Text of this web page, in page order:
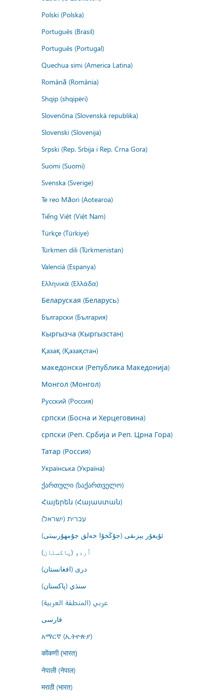
Polski (Polska)
Português (Brasil)
Português (Portugal)
Quechua simi (America Latina)
Română (România)
Shqip (shqipëri)
Slovenčina (Slovenská republika)
Slovenski (Slovenija)
Srpski (Rep. Srbija i Rep. Crna Gora)
Suomi (Suomi)
Svenska (Sverige)
Te reo Māori (Aotearoa)
Tiếng Việt (Việt Nam)
Türkçe (Türkiye)
Türkmen dili (Türkmenistan)
Valencià (Espanya)
Ελληνικά (Ελλάδα)
Беларуская (Беларусь)
Български (България)
Кыргызча (Кыргызстан)
Қазақ (Қазақстан)
македонски (Република Македонија)
Монгол (Монгол)
Русский (Россия)
српски (Босна и Херцеговина)
српски (Реп. Србија и Реп. Црна Гора)
Татар (Россия)
Українська (Україна)
ქართული (საქართველო)
Հայերեն (Հայաստան)
עברית (ישראל)
ئۇيغۇر يېزىقى (جۇڭخۇا خەلق جۇمھۇرىيىتى)
اُردو (پاکستان)
درى (افغانستان)
سنڌي (پاکستان)
عربي (المنطقة العربية)
فارسى
አማርኛ (ኢትዮጵያ)
कोंकणी (भारत)
नेपाली (नेपाल)
मराठी (भारत)